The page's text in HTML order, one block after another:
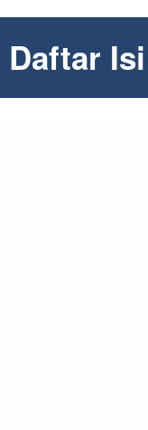
Daftar Isi